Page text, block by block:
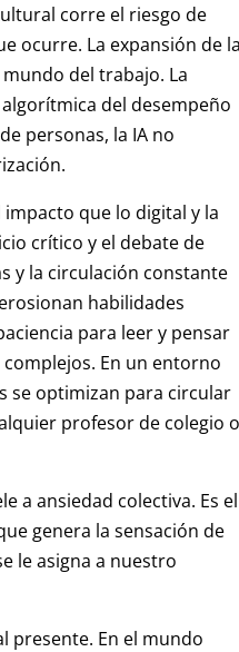
corre el riesgo de
ocurre. La expansión de la
del trabajo. La
del desempeño
personas, la IA no
que lo digital y la
crítico y el debate de
y la circulación constante
habilidades
para leer y pensar
En un entorno
se optimizan para circular
profesor de colegio o
a ansiedad colectiva. Es el
genera la sensación de
le asigna a nuestro
presente. En el mundo